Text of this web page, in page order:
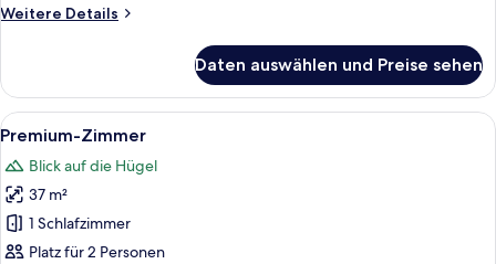
Weitere Details
Weitere
Doppelzimmer
Daten auswählen und Preise sehen
Alle
Fotos
für
Premium-
Zimmer
anzeigen
10
Premium-Zimmer
Blick auf die Hügel
37 m²
1 Schlafzimmer
Platz für 2 Personen